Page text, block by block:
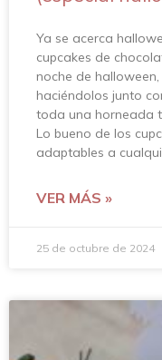
Ya se acerca
cupcakes de
noche de
haciéndolos junto
toda una horneada
Lo bueno de los
adaptables a
VER MÁS »
25 de octubre de 2024